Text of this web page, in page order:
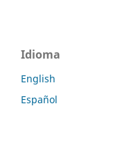
Idioma
English
Español